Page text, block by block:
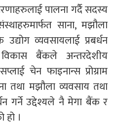
पालना गर्दै सदस्य
साना, मझौला
व्यवसायलाई प्रबर्धन
विकास बैंकले अन्तरदेशीय
चेन फाइनान्स प्रोग्राम
तथा मझौला व्यवसाय तथा
गर्ने उद्देश्यले नै मेगा बैंक र
हो ।